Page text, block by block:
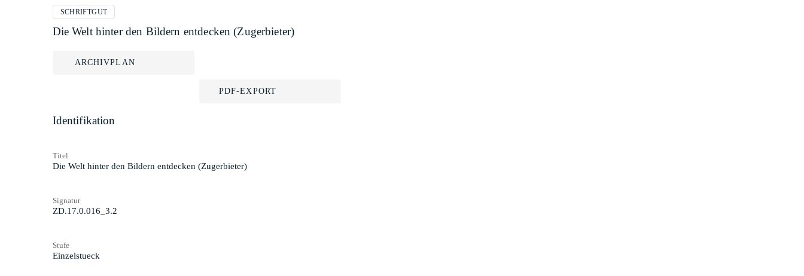
SCHRIFTGUT
Die Welt hinter den Bildern entdecken (Zugerbieter)
ARCHIVPLAN
PDF-EXPORT
Identifikation
Titel
Die Welt hinter den Bildern entdecken (Zugerbieter)
Signatur
ZD.17.0.016_3.2
Stufe
Einzelstueck